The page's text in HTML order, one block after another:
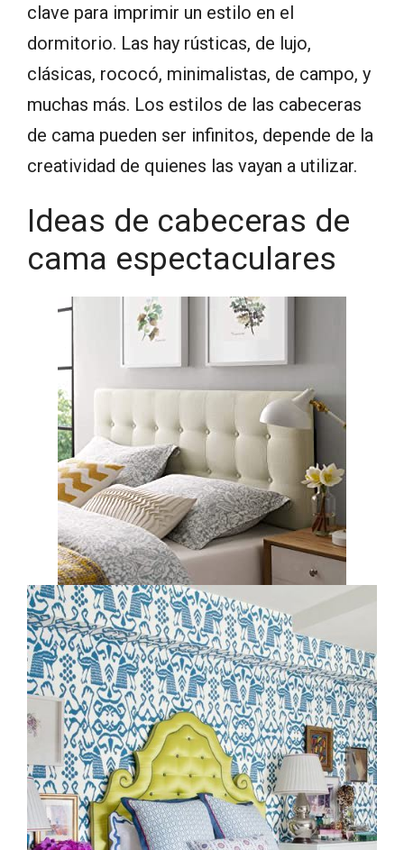
clave para imprimir un estilo en el
dormitorio. Las hay rústicas, de lujo,
clásicas, rococó, minimalistas, de campo, y
muchas más. Los estilos de las cabeceras
de cama pueden ser infinitos, depende de la
creatividad de quienes las vayan a utilizar.
Ideas de cabeceras de
cama espectaculares